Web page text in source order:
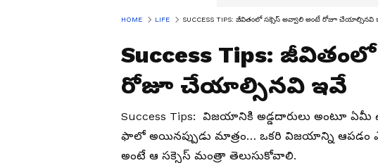
HOME LIFE SUCCESS TIPS: జీవితంలో సక్సెస్ అవ్వాలి అంటే రోజూ చేయాల్సినవి
Success Tips:
రోజూ చేయాల్సినవి ఇవే
Success Tips: విజయానికి అడ్డదారులు అంటూ ఏమీ
ఫాలో అయినప్పుడు మాత్రం… ఒకరి విజయాన్ని ఆపడం
అంటే ఆ సక్సెస్ మంత్రా తెలుసుకోవాలి.